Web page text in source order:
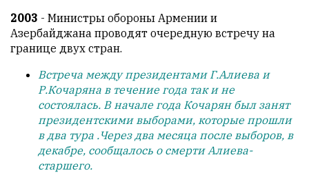
восторга.
Главный
редактор
Армен
Геворкян
2003 - Министры обороны Армении и
Азербайджана проводят очередную встречу на
границе двух стран.
Встреча между президентами Г.Алиева и
Р.Кочаряна в течение года так и не
состоялась. В начале года Кочарян был занят
президентскими выборами, которые прошли
в два тура .Через два месяца после выборов, в
декабре, сообщалось о смерти Алиева-
старшего.